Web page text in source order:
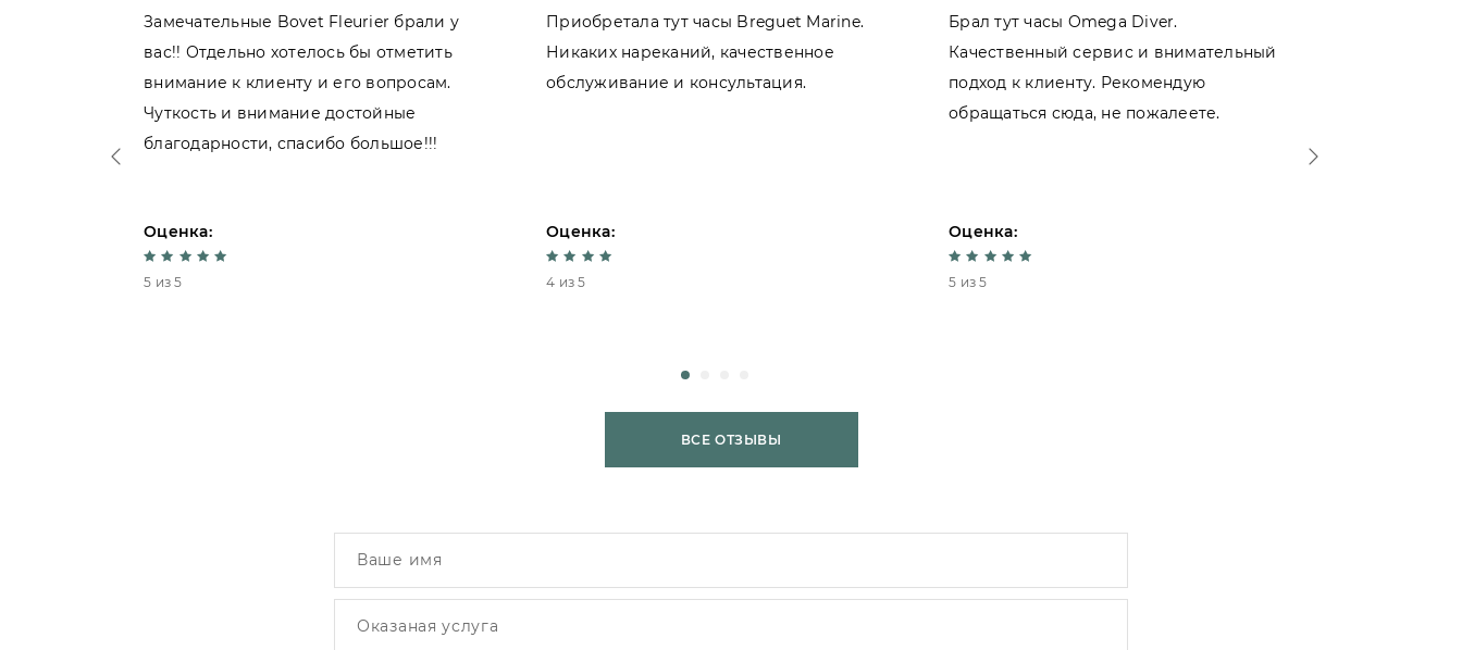
Замечательные Bovet Fleurier брали у
вас!! Отдельно хотелось бы отметить
внимание к клиенту и его вопросам.
Чуткость и внимание достойные
благодарности, спасибо большое!!!
Оценка:
5 из 5
Приобретала тут часы Breguet Marine.
Никаких нареканий, качественное
обслуживание и консультация.
Оценка:
4 из 5
Брал тут часы Omega Diver.
Качественный сервис и внимательный
подход к клиенту. Рекомендую
обращаться сюда, не пожалеете.
Оценка:
5 из 5
ВСЕ ОТЗЫВЫ